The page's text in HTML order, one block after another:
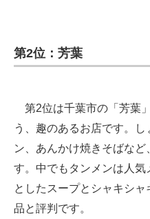
第2位：芳葉
第2位は千葉市の「芳葉
う、趣のあるお店です。
ン、あんかけ焼きそばな
す。中でもタンメンは人気
としたスープとシャキシ
品と評判です。